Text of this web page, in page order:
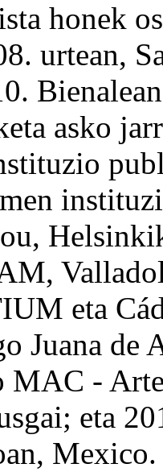
honek
urtean,
asko
eta
Juana de
MAC -
eta
Mexico.